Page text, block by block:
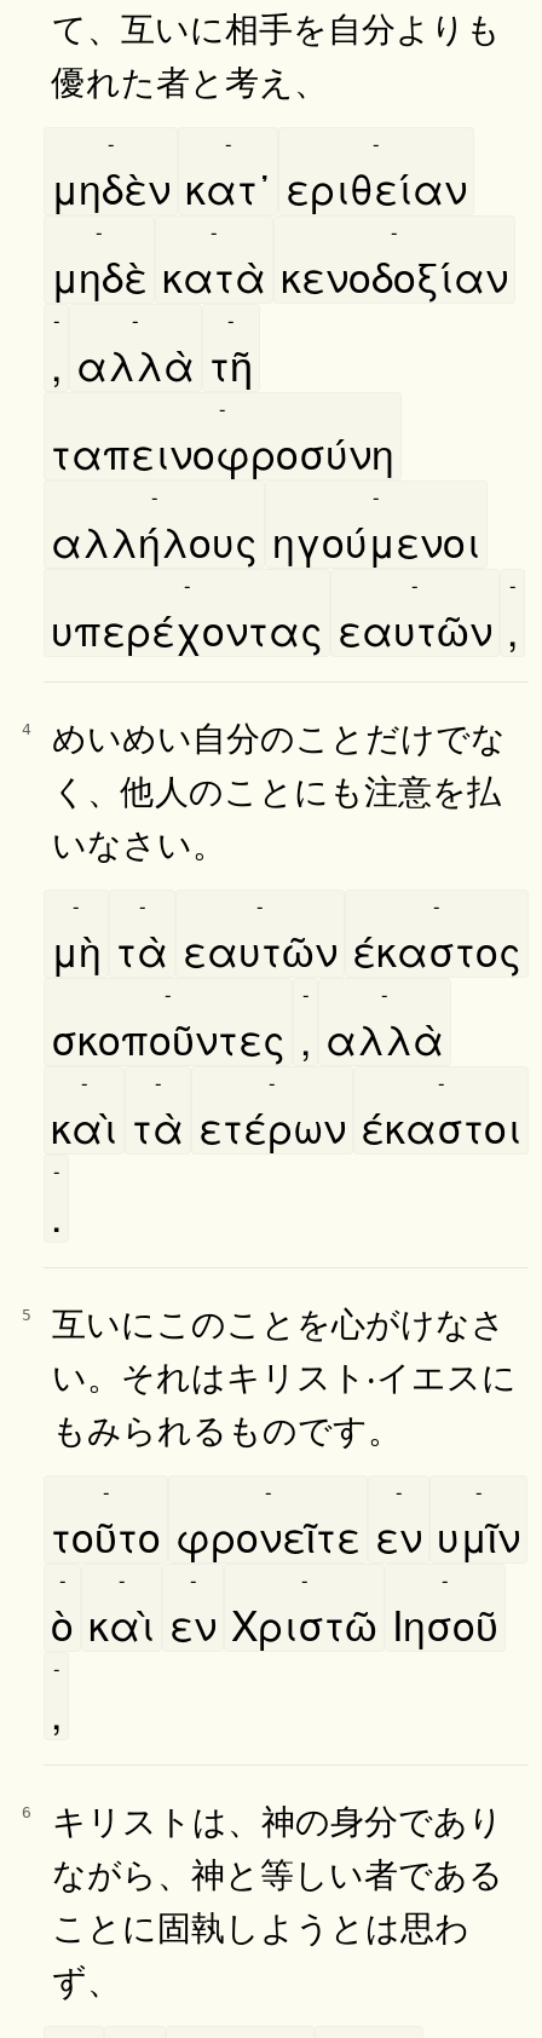
て、互いに相手を自分よりも
優れた者と考え、
μηδὲν
-
κατ᾿
-
εριθείαν
-
μηδὲ
-
κατὰ
-
κενοδοξίαν
-
,
-
αλλὰ
-
τῆ
-
ταπεινοφροσύνη
-
αλλήλους
-
ηγούμενοι
-
υπερέχοντας
-
εαυτῶν
-
,
-
4
めいめい自分のことだけでな
く、他人のことにも注意を払
いなさい。
μὴ
-
τὰ
-
εαυτῶν
-
έκαστος
-
σκοποῦντες
-
,
-
αλλὰ
-
καὶ
-
τὰ
-
ετέρων
-
έκαστοι
-
.
-
5
互いにこのことを心がけなさ
い。それはキリスト‧イエスに
もみられるものです。
τοῦτο
-
φρονεῖτε
-
εν
-
υμῖν
-
ὸ
-
καὶ
-
εν
-
Χριστῶ
-
Ιησοῦ
-
,
-
6
キリストは、神の身分であり
ながら、神と等しい者である
ことに固執しようとは思わ
ず、